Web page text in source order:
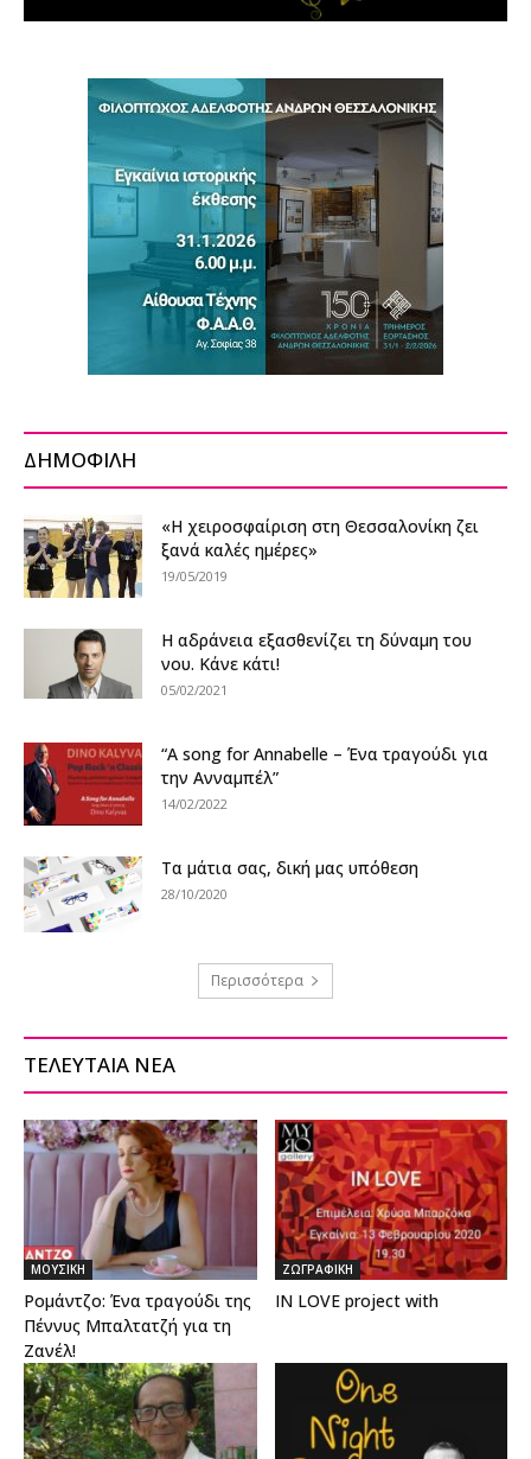
ΔΗΜΟΦΙΛΗ
«Η χειροσφαίριση στη Θεσσαλονίκη ζει
ξανά καλές ημέρες»
19/05/2019
Η αδράνεια εξασθενίζει τη δύναμη του
νου. Κάνε κάτι!
05/02/2021
“A song for Annabelle – Ένα τραγούδι για
την Ανναμπέλ”
14/02/2022
Τα μάτια σας, δική μας υπόθεση
28/10/2020
Περισσότερα
ΤΕΛΕΥΤΑΙΑ ΝΕΑ
ΜΟΥΣΙΚΗ
Ρομάντζο: Ένα τραγούδι της
Πέννυς Μπαλτατζή για τη
Ζανέλ!
ΖΩΓΡΑΦΙΚΗ
IN LOVE project with